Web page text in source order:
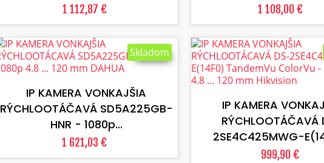
1 112,87 € 1 108,00 €
VLOŽIŤ DO KOŠÍKA
IP KAMERA VONKAJŠIA
RÝCHLOOTÁČAVÁ SD5A225GB-
HNR - 1080p...
1 621,03 €
Skladom
VLOŽIŤ DO KOŠÍKA
IP KAMERA
RÝCHLOOTÁČAVÁ
2SE4C425MWG-
999,90 €